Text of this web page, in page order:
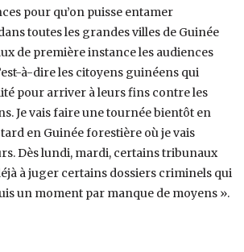
pour qu’on puisse entamer
toutes les grandes villes de Guinée
de première instance les audiences
à-dire les citoyens guinéens qui
pour arriver à leurs fins contre les
Je vais faire une tournée bientôt en
en Guinée forestière où je vais
Dès lundi, mardi, certains tribunaux
à juger certains dossiers criminels qui
un moment par manque de moyens ».